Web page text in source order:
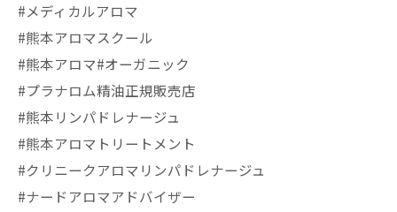
#メディカルアロマ
#熊本アロマスクール
#熊本アロマ#オーガニック
#プラナロム精油正規販売店
#熊本リンパドレナージュ
#熊本アロマトリートメント
#クリニークアロマリンパドレナージュ
#ナードアロマアドバイザー